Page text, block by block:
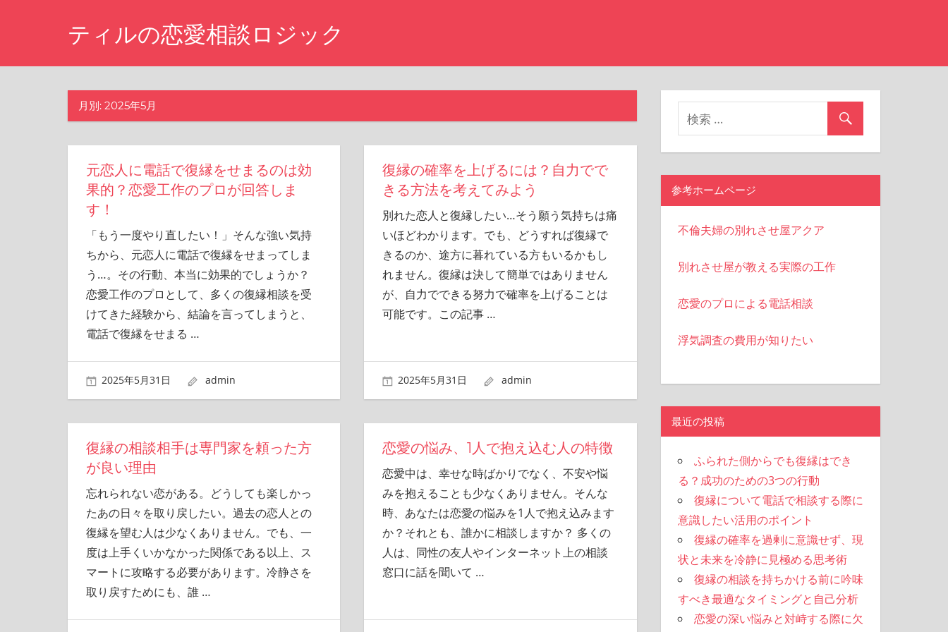
ン
ティルの恋愛相談ロジック
あ
時
月別: 2025年5月
元恋人に電話で復縁をせまるのは効
果的？恋愛工作のプロが回答しま
す！
「もう一度やり直したい！」そんな強い気持
ちから、元恋人に電話で復縁をせまってしま
う…。その行動、本当に効果的でしょうか？
恋愛工作のプロとして、多くの復縁相談を受
けてきた経験から、結論を言ってしまうと、
電話で復縁をせまる …
2025年5月31日 admin
復縁の確率を上げるには？自力でで
きる方法を考えてみよう
別れた恋人と復縁したい…そう願う気持ちは痛
いほどわかります。でも、どうすれば復縁で
きるのか、途方に暮れている方もいるかもし
れません。復縁は決して簡単ではありません
が、自力でできる努力で確率を上げることは
可能です。この記事 …
2025年5月31日 admin
復縁の相談相手は専門家を頼った方
が良い理由
忘れられない恋がある。どうしても楽しかっ
たあの日々を取り戻したい。過去の恋人との
復縁を望む人は少なくありません。でも、一
度は上手くいかなかった関係である以上、ス
マートに攻略する必要があります。冷静さを
取り戻すためにも、誰 …
恋愛の悩み、1人で抱え込む人の特徴
恋愛中は、幸せな時ばかりでなく、不安や悩
みを抱えることも少なくありません。そんな
時、あなたは恋愛の悩みを1人で抱え込みます
か？それとも、誰かに相談しますか？ 多くの
人は、同性の友人やインターネット上の相談
窓口に話を聞いて …
参考ホームページ
不倫夫婦の別れさせ屋アクア
別れさせ屋が教える実際の工作
恋愛のプロによる電話相談
浮気調査の費用が知りたい
最近の投稿
ふられた側からでも復縁はでき
る？成功のための3つの行動
復縁について電話で相談する際に
意識したい活用のポイント
復縁の確率を過剰に意識せず、現
状と未来を冷静に見極める思考術
復縁の相談を持ちかける前に吟味
すべき最適なタイミングと自己分析
恋愛の深い悩みと対峙する際に欠